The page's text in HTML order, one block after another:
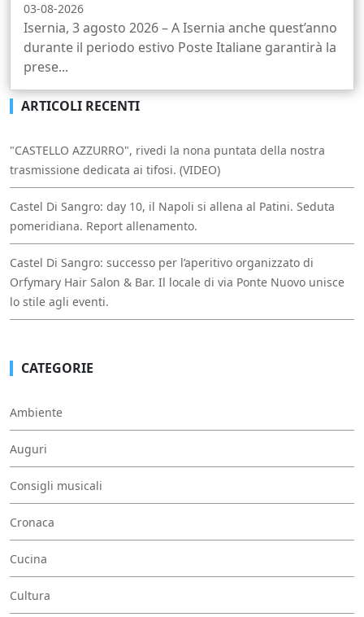
03-08-2026
Isernia, 3 agosto 2026 – A Isernia anche quest’anno
durante il periodo estivo Poste Italiane garantirà la
prese...
ARTICOLI RECENTI
"CASTELLO AZZURRO", rivedi la nona puntata della nostra
trasmissione dedicata ai tifosi. (VIDEO)
Castel Di Sangro: day 10, il Napoli si allena al Patini. Seduta
pomeridiana. Report allenamento.
Castel Di Sangro: successo per l’aperitivo organizzato di
Orfymary Hair Salon & Bar. Il locale di via Ponte Nuovo unisce
lo stile agli eventi.
CATEGORIE
Ambiente
Auguri
Consigli musicali
Cronaca
Cucina
Cultura